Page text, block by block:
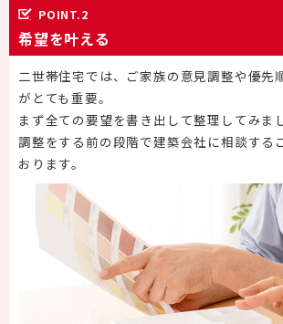
POINT.2
希望を叶える
二世帯住宅では、ご家族の意見調整や優先
がとても重要。
まず全ての要望を書き出して整理してみま
調整をする前の段階で建築会社に相談する
おります。